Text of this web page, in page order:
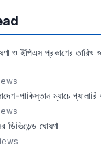
ও ইপিএস প্রকাশের তারিখ
পাকিস্তান ম্যাচে
ডিভিডেন্ড ঘোষণা